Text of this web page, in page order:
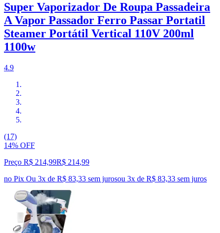
Super Vaporizador De Roupa Passadeira
A Vapor Passador Ferro Passar Portatil
Steamer Portátil Vertical 110V 200ml
1100w
4.9
(17)
14% OFF
Preço R$ 214,99R$ 214,99
no Pix Ou 3x de R$ 83,33 sem jurosou 3x de R$ 83,33 sem juros